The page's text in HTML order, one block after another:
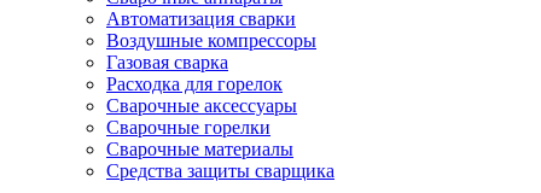
Автоматизация сварки
Воздушные компрессоры
Газовая сварка
Расходка для горелок
Сварочные аксессуары
Сварочные горелки
Сварочные материалы
Средства защиты сварщика